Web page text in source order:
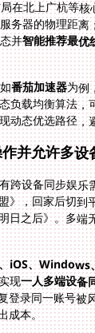
并智能推荐最优
番茄加速器为例
负载均衡算法，
动态优选路径，
并允许多设
跨设备同步娱乐
》，回家后切
日之后》。多端
iOS、Windows
现一人多端设备
成本。